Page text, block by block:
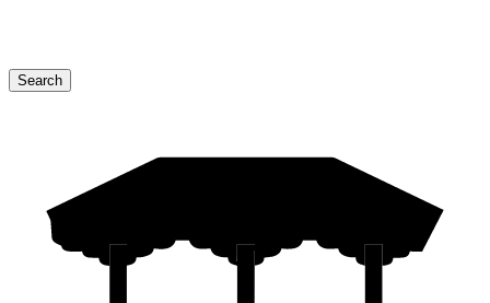
Search